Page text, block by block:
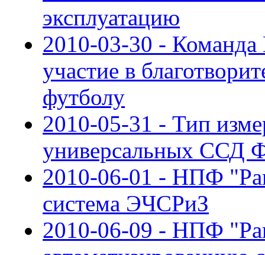
эксплуатацию
2010-03-30 -
участие в
футболу
2010-05-31 - Тип
универсальных ССД
2010-06-01 - НПФ
система ЭЧСРиЗ
2010-06-09 - НПФ